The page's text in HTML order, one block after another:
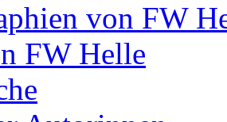
von FW
FW Helle